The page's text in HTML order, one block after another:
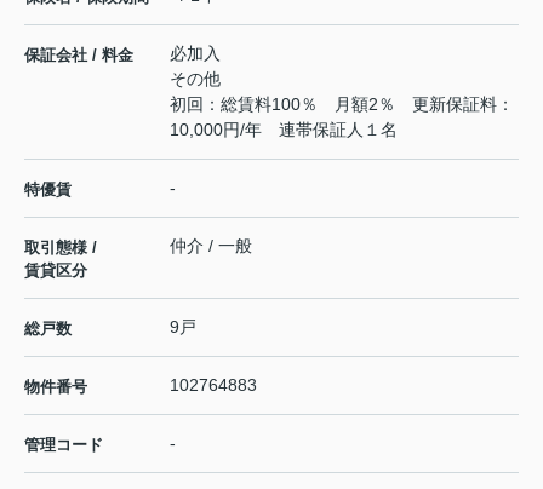
保証会社 / 料金
必加入
その他
初回：総賃料100％ 月額2％ 更新保証料：
10,000円/年 連帯保証人１名
特優賃 -
取引態様 /
賃貸区分
仲介 / 一般
総戸数 9戸
物件番号 102764883
管理コード -